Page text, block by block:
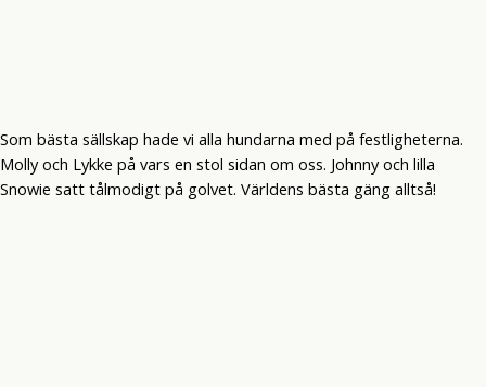
Som bästa sällskap hade vi alla hundarna med på festligheterna.
Molly och Lykke på vars en stol sidan om oss. Johnny och lilla
Snowie satt tålmodigt på golvet. Världens bästa gäng alltså!